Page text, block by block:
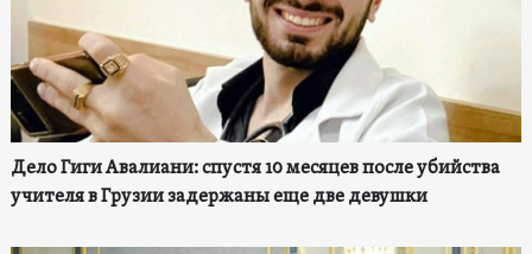
Дело Гиги Авалиани: спустя 10 месяцев после убийства
учителя в Грузии задержаны еще две девушки